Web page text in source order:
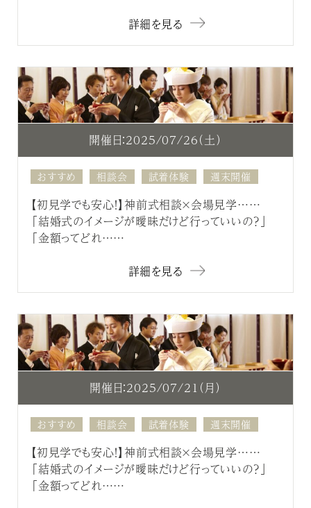
詳細を見る
開催日：2025/07/26（土）
おすすめ 相談会 試着体験 週末開催
【初見学でも安心！】神前式相談×会場見学……
「結婚式のイメージが曖昧だけど行っていいの？」
「金額ってどれ……
詳細を見る
開催日：2025/07/21（月）
おすすめ 相談会 試着体験 週末開催
【初見学でも安心！】神前式相談×会場見学……
「結婚式のイメージが曖昧だけど行っていいの？」
「金額ってどれ……